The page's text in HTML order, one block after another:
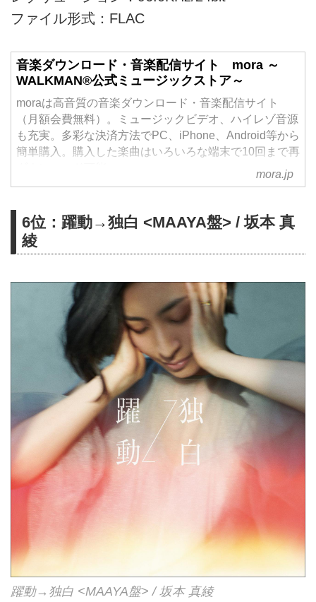
ファイル形式：FLAC
音楽ダウンロード・音楽配信サイト mora ～
WALKMAN®公式ミュージックストア～
moraは高音質の音楽ダウンロード・音楽配信サイト
（月額会費無料）。ミュージックビデオ、ハイレゾ音源
も充実。多彩な決済方法でPC、iPhone、Android等から
簡単購入。購入した楽曲はいろいろな端末で10回まで再
mora.jp
6位：躍動→独白 <MAAYA盤> / 坂本 真
綾
躍動→独白 <MAAYA盤> / 坂本 真綾